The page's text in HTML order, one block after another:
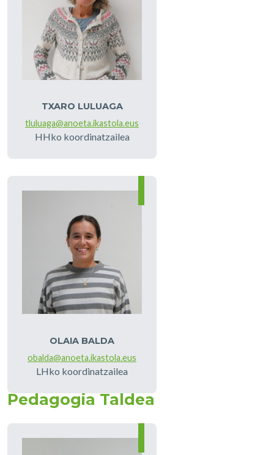
TXARO LULUAGA
tluluaga@anoeta.ikastola.eus
HHko koordinatzailea
OLAIA BALDA
obalda@anoeta.ikastola.eus
LHko koordinatzailea
Pedagogia Taldea